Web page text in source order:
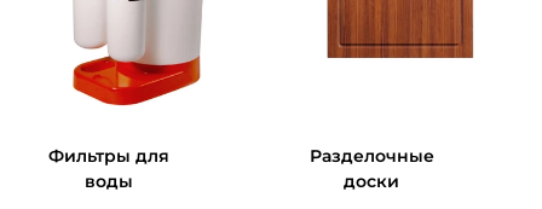
Фильтры для
воды
Разделочные
доски